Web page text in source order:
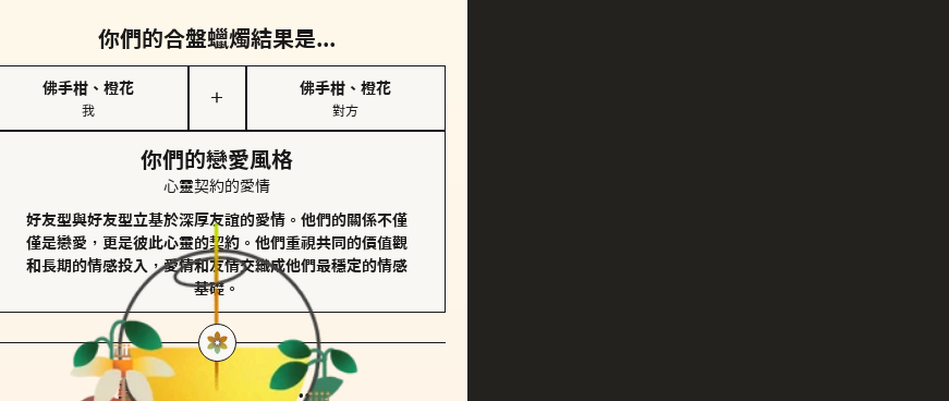
你們的合盤蠟燭結果是...
佛手柑、橙花
我
＋
佛手柑、橙花
對方
你們的戀愛風格
心靈契約的愛情
好友型與好友型立基於深厚友誼的愛情。他們的關係不僅
僅是戀愛，更是彼此心靈的契約。他們重視共同的價值觀
和長期的情感投入，愛情和友情交織成他們最穩定的情感
基礎。
對方 的主調蠟燭是...